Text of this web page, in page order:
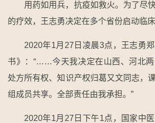
用药如用兵，抗疫如救火。为了尽
的疗效，王志勇决定在多个省份启动临床
2020年1月27日凌晨3点，王志勇
书》：“……今天我决定在山西、河北两
处方所有权、知识产权归葛又文同志，
组成员共享。全部责任由我承担。”
2020年1月27日下午1点，国家中